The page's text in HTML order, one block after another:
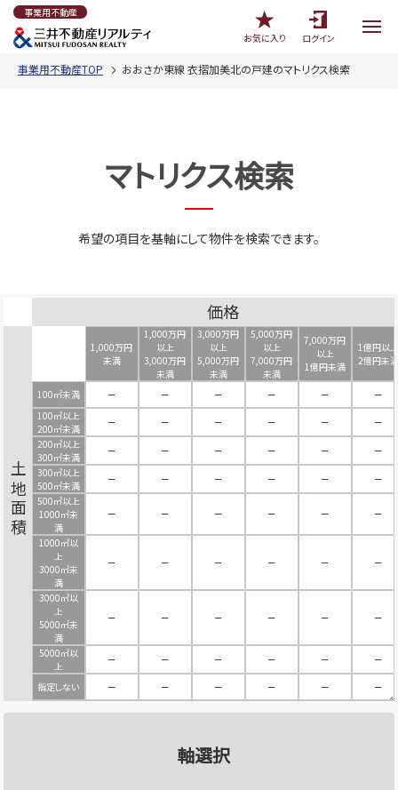
事業用不動産
お気に入り
ログイン
事業用不動産TOP おおさか東線 衣摺加美北の戸建のマトリクス検索
マトリクス検索
希望の項目を基軸にして物件を検索できます。
価格
土地面積
1,000万円
未満
1,000万円
以上
3,000万円
未満
3,000万円
以上
5,000万円
未満
5,000万円
以上
7,000万円
未満
7,000万円
以上
1億円未満
1億円以上
2億円未満
100㎡未満 － － － － －
－
100㎡以上
200㎡未満
－ － － － －
－
200㎡以上
300㎡未満
－ － － － －
－
300㎡以上
500㎡未満
－ － － － －
－
500㎡以上
1000㎡未
満
－ － － － － －
1000㎡以
上
3000㎡未
満
－ － － － － －
3000㎡以
上
5000㎡未
満
－ － － － － －
5000㎡以
上
－ － － － － －
指定しない － － － － － －
軸選択